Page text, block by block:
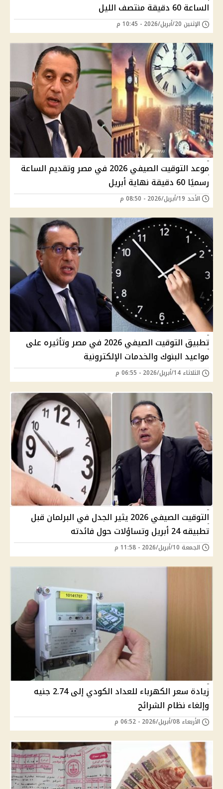
الساعة 60 دقيقة منتصف الليل
الإثنين 20/أبريل/2026 - 10:45 م
موعد التوقيت الصيفي 2026 في مصر وتقديم الساعة
رسميًا 60 دقيقة نهاية أبريل
الأحد 19/أبريل/2026 - 08:50 م
تطبيق التوقيت الصيفي 2026 في مصر وتأثيره على
مواعيد البنوك والخدمات الإلكترونية
الثلاثاء 14/أبريل/2026 - 06:55 م
التوقيت الصيفي 2026 يثير الجدل في البرلمان قبل
تطبيقه 24 أبريل وتساؤلات حول فائدته
الجمعة 10/أبريل/2026 - 11:58 م
زيادة سعر الكهرباء للعداد الكودي إلى 2.74 جنيه
وإلغاء نظام الشرائح
الأربعاء 08/أبريل/2026 - 06:52 م